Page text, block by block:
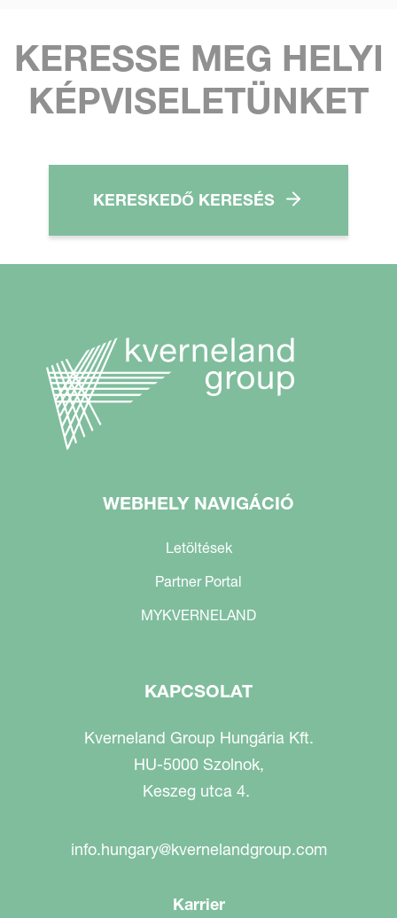
KERESSE MEG HELYI
KÉPVISELETÜNKET
KERESKEDŐ KERESÉS
WEBHELY NAVIGÁCIÓ
Letöltések
Partner Portal
MYKVERNELAND
KAPCSOLAT
Kverneland Group Hungária Kft.
HU-5000 Szolnok,
Keszeg utca 4.
info.hungary@kvernelandgroup.com
Karrier